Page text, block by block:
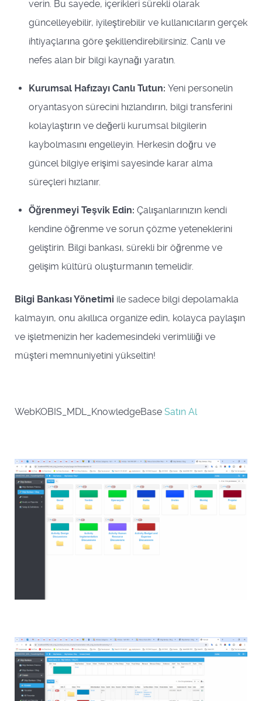
verin. Bu sayede, içerikleri sürekli olarak
güncelleyebilir, iyileştirebilir ve kullanıcıların gerçek
ihtiyaçlarına göre şekillendirebilirsiniz. Canlı ve
nefes alan bir bilgi kaynağı yaratın.
Kurumsal Hafızayı Canlı Tutun: Yeni personelin
oryantasyon sürecini hızlandırın, bilgi transferini
kolaylaştırın ve değerli kurumsal bilgilerin
kaybolmasını engelleyin. Herkesin doğru ve
güncel bilgiye erişimi sayesinde karar alma
süreçleri hızlanır.
Öğrenmeyi Teşvik Edin: Çalışanlarınızın kendi
kendine öğrenme ve sorun çözme yeteneklerini
geliştirin. Bilgi bankası, sürekli bir öğrenme ve
gelişim kültürü oluşturmanın temelidir.
Bilgi Bankası Yönetimi ile sadece bilgi depolamakla
kalmayın, onu akıllıca organize edin, kolayca paylaşın
ve işletmenizin her kademesindeki verimliliği ve
müşteri memnuniyetini yükseltin!
WebKOBIS_MDL_KnowledgeBase Satın Al